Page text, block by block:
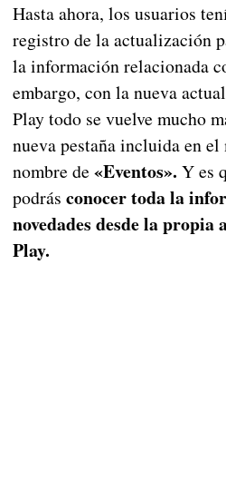
Hasta ahora, los usuarios
registro de la actualización
la información relacionada
embargo, con la nueva
Play todo se vuelve mucho
nueva pestaña incluida en
nombre de «Eventos». Y es
podrás conocer toda la
novedades desde la propia
Play.